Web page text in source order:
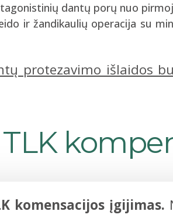
dantų porų nuo
ir žandikaulių operacija su
protezavimo išlaidos
komensacijos įgijimas.